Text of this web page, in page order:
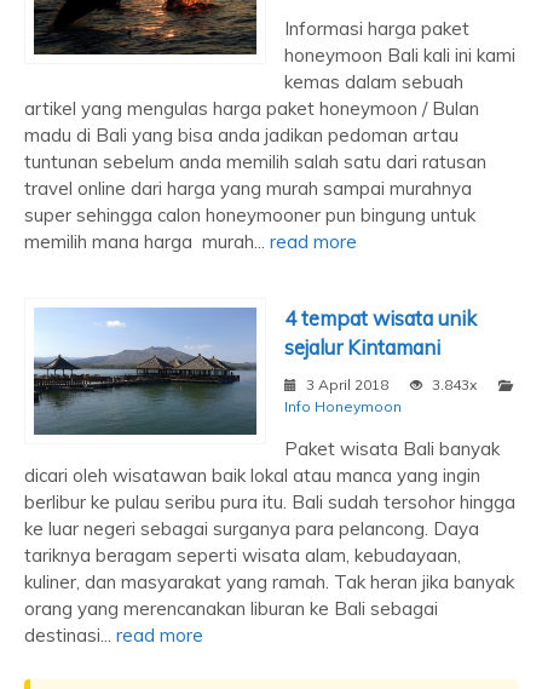
Informasi harga paket
honeymoon Bali kali ini kami
kemas dalam sebuah
artikel yang mengulas harga paket honeymoon / Bulan
madu di Bali yang bisa anda jadikan pedoman artau
tuntunan sebelum anda memilih salah satu dari ratusan
travel online dari harga yang murah sampai murahnya
super sehingga calon honeymooner pun bingung untuk
memilih mana harga murah... read more
4 tempat wisata unik
sejalur Kintamani
3 April 2018
3.843x
Info Honeymoon
Paket wisata Bali banyak
dicari oleh wisatawan baik lokal atau manca yang ingin
berlibur ke pulau seribu pura itu. Bali sudah tersohor hingga
ke luar negeri sebagai surganya para pelancong. Daya
tariknya beragam seperti wisata alam, kebudayaan,
kuliner, dan masyarakat yang ramah. Tak heran jika banyak
orang yang merencanakan liburan ke Bali sebagai
destinasi... read more